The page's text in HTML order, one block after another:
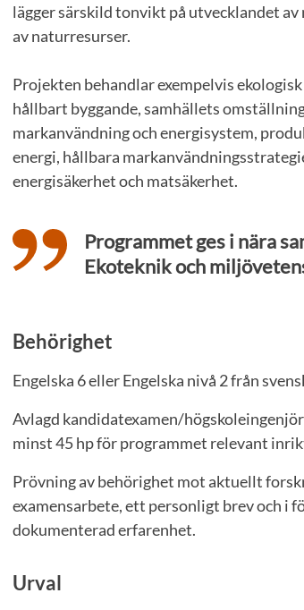
lägger särskild tonvikt på utvecklandet
av naturresurser.
Projekten behandlar exempelvis
hållbart byggande, samhällets
markanvändning och energisystem,
energi, hållbara
energisäkerhet och matsäkerhet.
Programmet ges i nära
Ekoteknik och
Behörighet
Engelska 6 eller Engelska nivå 2 från
Avlagd kandidatexamen/
minst 45 hp för programmet relevant
Prövning av behörighet mot aktuellt
examensarbete, ett personligt brev och i
dokumenterad erfarenhet.
Urval